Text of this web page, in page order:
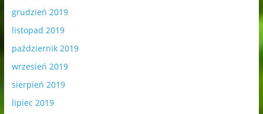
grudzień 2019
listopad 2019
październik 2019
wrzesień 2019
sierpień 2019
lipiec 2019